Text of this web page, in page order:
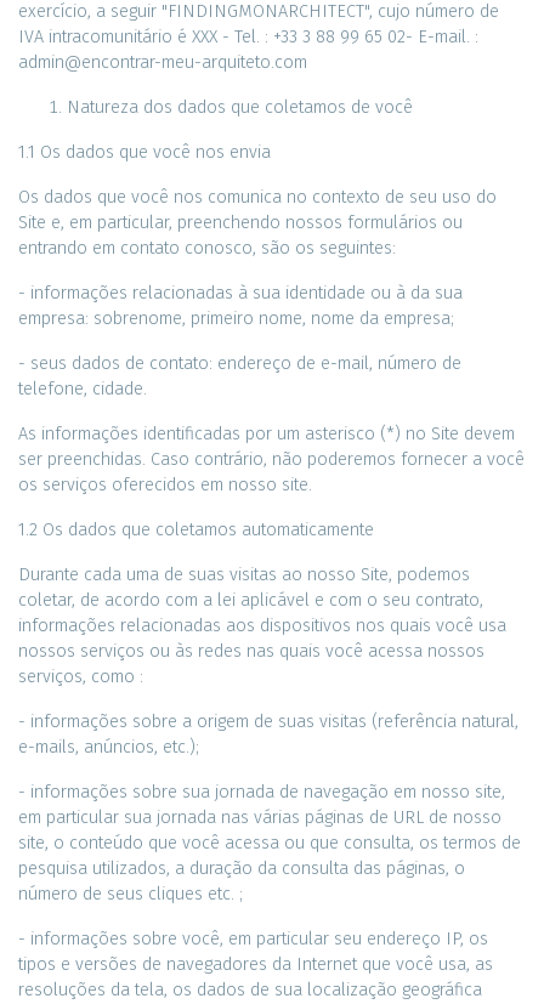
exercício, a seguir "FINDINGMONARCHITECT", cujo número de
IVA intracomunitário é XXX - Tel. : +33 3 88 99 65 02- E-mail. :
admin@encontrar-meu-arquiteto.com
Natureza dos dados que coletamos de você
1.1 Os dados que você nos envia
Os dados que você nos comunica no contexto de seu uso do
Site e, em particular, preenchendo nossos formulários ou
entrando em contato conosco, são os seguintes:
- informações relacionadas à sua identidade ou à da sua
empresa: sobrenome, primeiro nome, nome da empresa;
- seus dados de contato: endereço de e-mail, número de
telefone, cidade.
As informações identificadas por um asterisco (*) no Site devem
ser preenchidas. Caso contrário, não poderemos fornecer a você
os serviços oferecidos em nosso site.
1.2 Os dados que coletamos automaticamente
Durante cada uma de suas visitas ao nosso Site, podemos
coletar, de acordo com a lei aplicável e com o seu contrato,
informações relacionadas aos dispositivos nos quais você usa
nossos serviços ou às redes nas quais você acessa nossos
serviços, como :
- informações sobre a origem de suas visitas (referência natural,
e-mails, anúncios, etc.);
- informações sobre sua jornada de navegação em nosso site,
em particular sua jornada nas várias páginas de URL de nosso
site, o conteúdo que você acessa ou que consulta, os termos de
pesquisa utilizados, a duração da consulta das páginas, o
número de seus cliques etc. ;
- informações sobre você, em particular seu endereço IP, os
tipos e versões de navegadores da Internet que você usa, as
resoluções da tela, os dados de sua localização geográfica